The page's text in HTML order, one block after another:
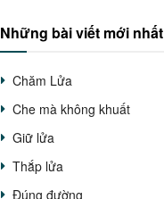
Những bài viết mới nhất
Chăm Lửa
Che mà không khuất
Giữ lửa
Thắp lửa
Đúng đường